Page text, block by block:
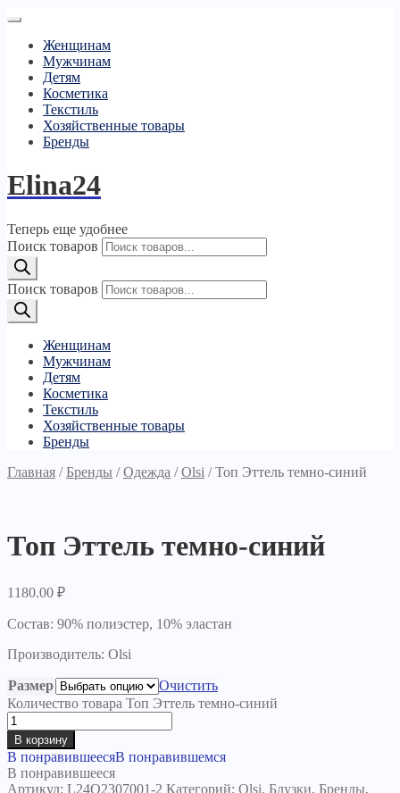
Женщинам
Мужчинам
Детям
Косметика
Текстиль
Хозяйственные товары
Бренды
Elina24
Теперь еще удобнее
Поиск товаров
Поиск товаров
Женщинам
Мужчинам
Детям
Косметика
Текстиль
Хозяйственные товары
Бренды
Главная /Бренды /Одежда /Olsi /Топ Эттель темно-синий
Топ Эттель темно-синий
1180.00 ₽
Состав: 90% полиэстер, 10% эластан
Производитель: Olsi
Размер
Очистить
Количество товара Топ Эттель темно-синий
В корзину
В понравившеесяВ понравившемся
В понравившееся
Артикул: L24O2307001-2 Категорий: Olsi, Блузки, Бренды,